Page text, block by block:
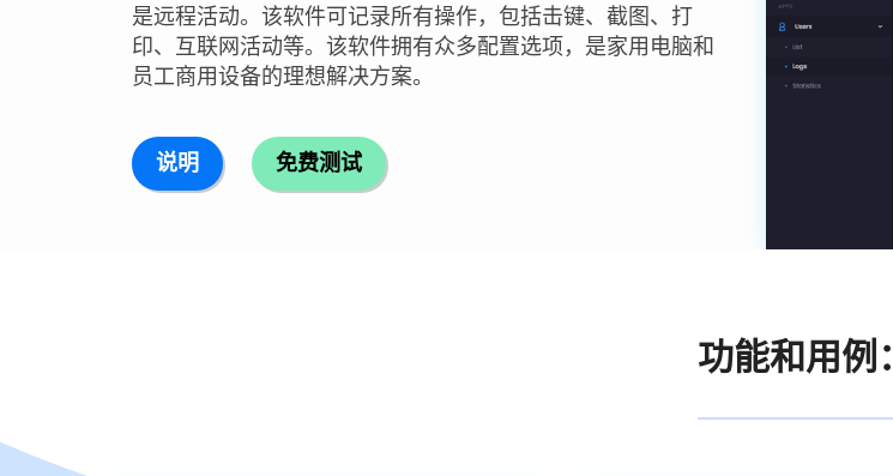
是远程活动。该软件可记录所有操作，包括击键、截图、打
印、互联网活动等。该软件拥有众多配置选项，是家用电脑和
员工商用设备的理想解决方案。
说明 免费测试
功能和用例：